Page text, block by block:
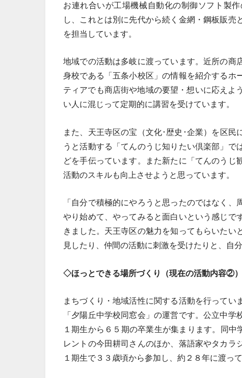
お連れ合いが工場機械自動化の制御ソフト製
し、これとは別に先代から続く金網・鋼板販
を担当しています。
地域での活動は多岐に渡っています。近所の商
身校である「五条小校区」の情報を紹介するホ
ティアでも商店街や地域の要望・想いに応えよ
い人に混じって定期的に講習を受けています。
また、天王寺区の宝（文化･歴史･企業）を区
うと活動する「てんのうじ知りたい倶楽部」
どを手伝っています。また新たに「てんのうじ
活動のスキルも向上させようと思っています。
「自分で積極的にやろうと思ったのではなく
やり始めて、やってみると面白いという感じで
きました。天王寺区の魅力を知ってもらいた
見したり、仲間の活動に刺激を受けたりと、自
◇ほっとできる場所づくり（現在の活動内容②）
まちづくり・地域活性に関する活動を行って
「夕陽丘中学校同窓会」の運営です。公立中
１期生から６５期の卒業生が集まります。同
レントの今田耕司さんのほか、落語家やタカラ
１期生で３３歳頃から参加し、約２８年に渡っ